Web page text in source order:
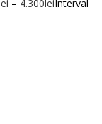
– 4.300leiInterval